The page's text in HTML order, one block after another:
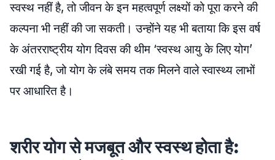
स्वस्थ नहीं है, तो जीवन के इन महत्वपूर्ण लक्ष्यों को पूरा करने की
कल्पना भी नहीं की जा सकती। उन्होंने यह भी बताया कि इस वर्ष
के अंतरराष्ट्रीय योग दिवस की थीम ‘स्वस्थ आयु के लिए योग’
रखी गई है, जो योग के लंबे समय तक मिलने वाले स्वास्थ्य लाभों
पर आधारित है।
शरीर योग से मजबूत और स्वस्थ होता है: